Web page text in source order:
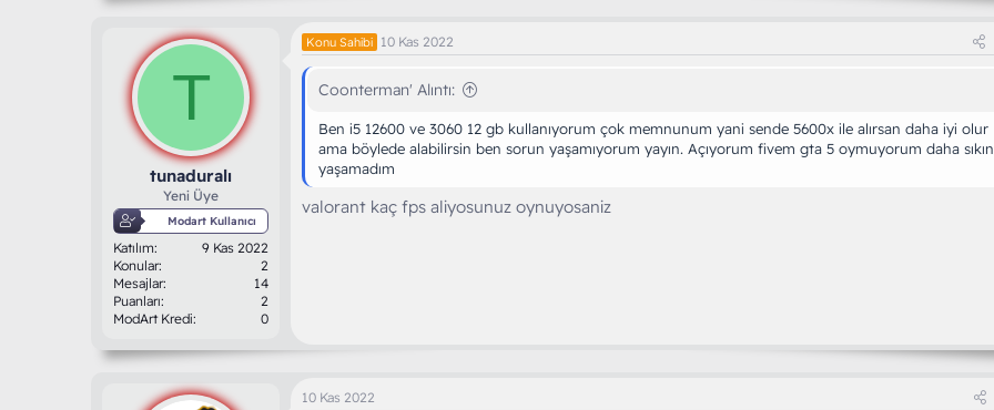
i
l
r
:
T
tunaduralı
Yeni Üye
Modart Kullanıcı
Katılım
9 Kas 2022
Konular
2
Mesajlar
14
Puanları
2
ModArt Kredi
0
Konu Sahibi 10 Kas 2022
Coonterman' Alıntı:
Ben i5 12600 ve 3060 12 gb kullanıyorum çok memnunum yani sende 5600x ile alırsan daha iyi olur
ama böylede alabilirsin ben sorun yaşamıyorum yayın. Açıyorum fivem gta 5 oymuyorum daha
yaşamadım
valorant kaç fps aliyosunuz oynuyosaniz
10 Kas 2022